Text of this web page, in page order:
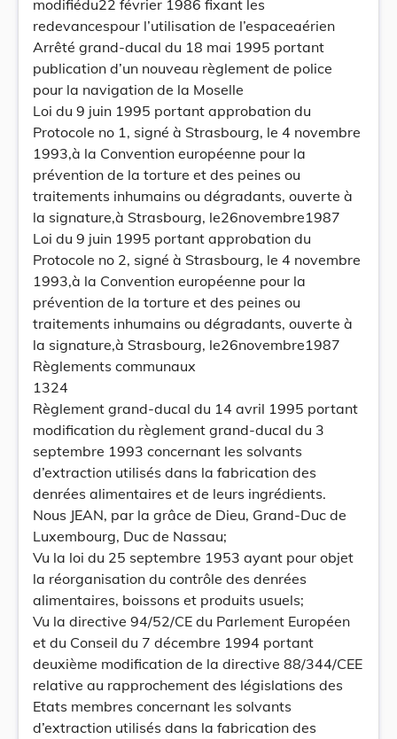
modifiédu22 février 1986 fixant les
redevancespour l’utilisation de l’espaceaérien
Arrêté grand-ducal du 18 mai 1995 portant
publication d’un nouveau règlement de police
pour la navigation de la Moselle
Loi du 9 juin 1995 portant approbation du
Protocole no 1, signé à Strasbourg, le 4 novembre
1993,à la Convention européenne pour la
prévention de la torture et des peines ou
traitements inhumains ou dégradants, ouverte à
la signature,à Strasbourg, le26novembre1987
Loi du 9 juin 1995 portant approbation du
Protocole no 2, signé à Strasbourg, le 4 novembre
1993,à la Convention européenne pour la
prévention de la torture et des peines ou
traitements inhumains ou dégradants, ouverte à
la signature,à Strasbourg, le26novembre1987
Règlements communaux
1324
Règlement grand-ducal du 14 avril 1995 portant
modification du règlement grand-ducal du 3
septembre 1993 concernant les solvants
d’extraction utilisés dans la fabrication des
denrées alimentaires et de leurs ingrédients.
Nous JEAN, par la grâce de Dieu, Grand-Duc de
Luxembourg, Duc de Nassau;
Vu la loi du 25 septembre 1953 ayant pour objet
la réorganisation du contrôle des denrées
alimentaires, boissons et produits usuels;
Vu la directive 94/52/CE du Parlement Européen
et du Conseil du 7 décembre 1994 portant
deuxième modification de la directive 88/344/CEE
relative au rapprochement des législations des
Etats membres concernant les solvants
d’extraction utilisés dans la fabrication des